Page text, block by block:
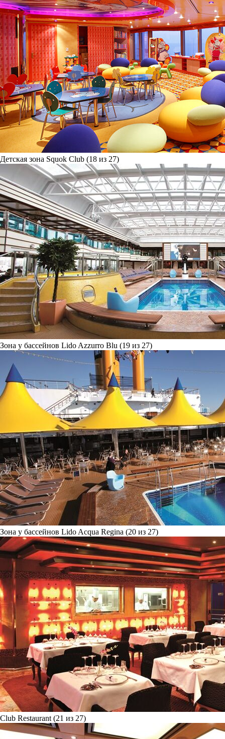
Детская зона Squok Club (18 из 27)
Зона у бассейнов Lido Azzurro Blu (19 из 27)
Зона у бассейнов Lido Acqua Regina (20 из 27)
Club Restaurant (21 из 27)